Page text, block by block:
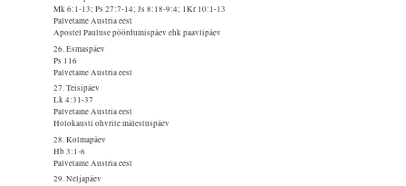
Mk 6:1-13; Ps 27:7-14; Js 8:18-9:4; 1Kr 10:1-13
Palvetame Austria eest
Apostel Pauluse pöördumispäev ehk paavlipäev
26. Esmaspäev
Ps 116
Palvetame Austria eest
27. Teisipäev
Lk 4:31-37
Palvetame Austria eest
Holokausti ohvrite mälestuspäev
28. Kolmapäev
Hb 3:1-6
Palvetame Austria eest
29. Neljapäev